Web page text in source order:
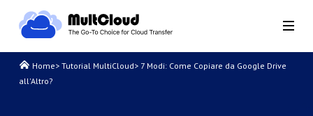
Home> Tutorial MultiCloud> 7 Modi: Come Copiare da Google Drive
all'Altro?